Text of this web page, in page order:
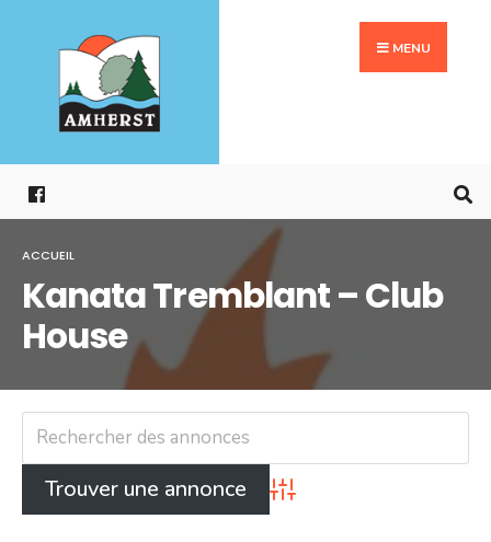
contenu
MENU
ACCUEIL
Kanata Tremblant – Club
House
Advanced Search
for: